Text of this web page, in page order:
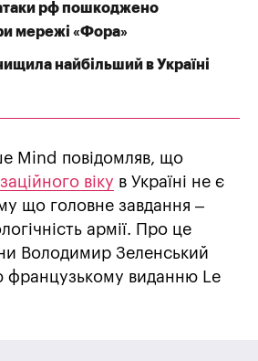
атаки рф пошкоджено
мережі «Фора»
найбільший в Україні
Mind повідомляв, що
віку в Україні не є
що головне завдання –
армії. Про це
Володимир Зеленський
французькому виданню Le